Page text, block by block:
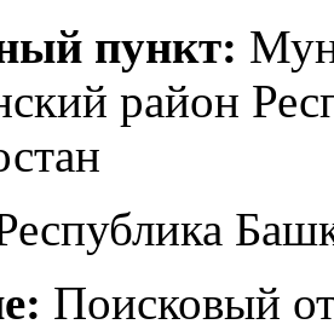
пункт:
район
Поисковый